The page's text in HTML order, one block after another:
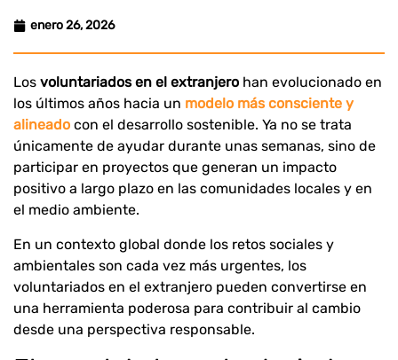
enero 26, 2026
Los voluntariados en el extranjero han evolucionado en
los últimos años hacia un modelo más consciente y
alineado con el desarrollo sostenible. Ya no se trata
únicamente de ayudar durante unas semanas, sino de
participar en proyectos que generan un impacto
positivo a largo plazo en las comunidades locales y en
el medio ambiente.
En un contexto global donde los retos sociales y
ambientales son cada vez más urgentes, los
voluntariados en el extranjero pueden convertirse en
una herramienta poderosa para contribuir al cambio
desde una perspectiva responsable.